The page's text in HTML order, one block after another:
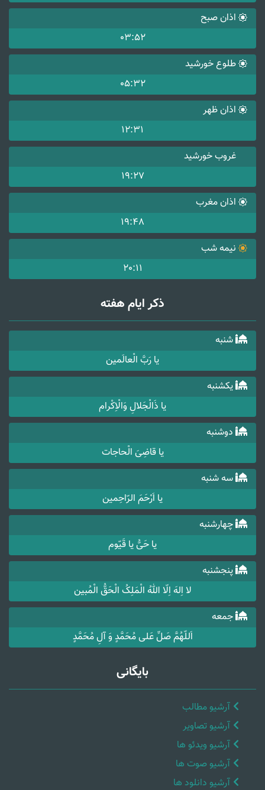
اذان صبح
03:52
طلوع خورشید
05:32
اذان ظهر
12:31
غروب خورشید
19:27
اذان مغرب
19:48
نیمه شب
20:11
ذکر ایام هفته
شنبه
یا رَبَّ الْعالَمین
یکشنبه
یا ذَالْجَلالِ وَالْاِکْرام
دوشنبه
یا قاضِیَ الْحاجات
سه شنبه
یا اَرْحَمَ الرّاحِمین
چهارشنبه
یا حَیُّ یا قَیّوم
پنجشنبه
لا اِلهَ اِلّا اللهُ الْمَلِکُ الْحَقُّ الْمُبین
جمعه
اَللّهُمَّ صَلِّ عَلی مُحَمَّدٍ وَ آلِ مُحَمَّدٍ
بایگانی
آرشیو مطالب
آرشیو تصاویر
آرشیو ویدئو ها
آرشیو صوت ها
آرشیو دانلود ها